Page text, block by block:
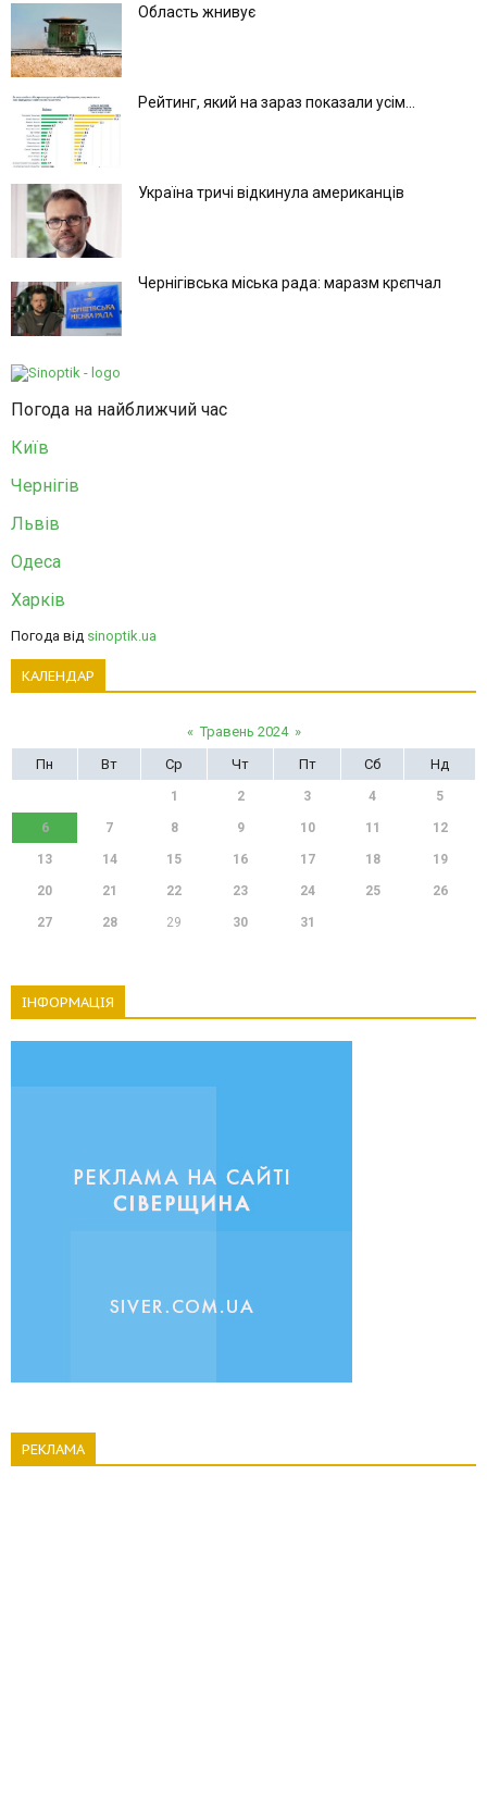
Область жнивує
Рейтинг, який на зараз показали усім...
Україна тричі відкинула американців
Чернігівська міська рада: маразм крєпчал
Погода на найближчий час
Київ
Чернігів
Львів
Одеса
Харків
Погода від sinoptik.ua
КАЛЕНДАР
« Травень 2024 »
Пн
Вт Ср Чт Пт Сб Нд
1 2 3 4 5
6 7 8 9 10 11 12
13 14 15 16 17 18 19
20 21 22 23 24 25 26
27 28 29 30 31
ІНФОРМАЦІЯ
РЕКЛАМА